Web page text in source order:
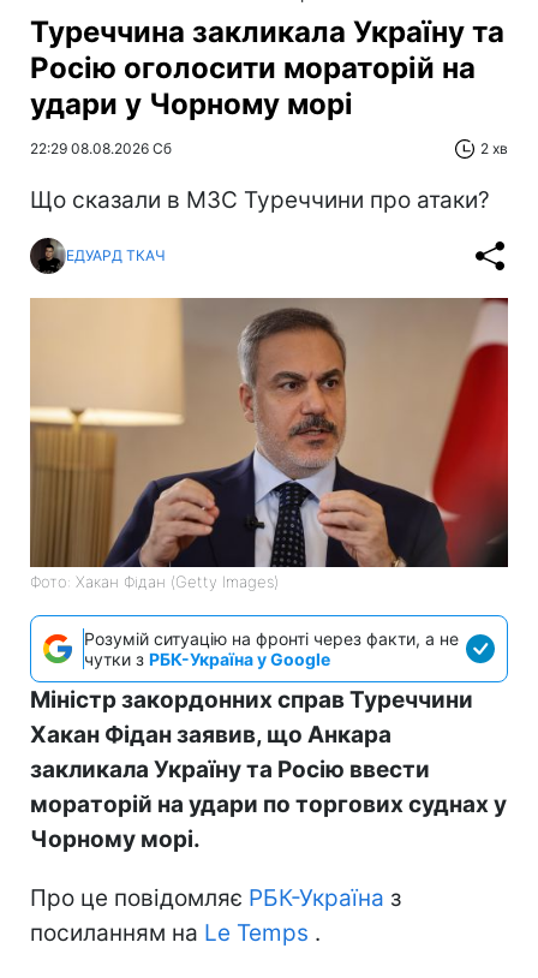
Туреччина закликала Україну та
Росію оголосити мораторій на
удари у Чорному морі
22:29 08.08.2026 Сб 2 хв
Що сказали в МЗС Туреччини про атаки?
ЕДУАРД ТКАЧ
Фото: Хакан Фідан (Getty Images)
Розумій ситуацію на фронті через факти, а не
чутки з РБК-Україна у Google
Міністр закордонних справ Туреччини
Хакан Фідан заявив, що Анкара
закликала Україну та Росію ввести
мораторій на удари по торгових суднах у
Чорному морі.
Про це повідомляє РБК-Україна з
посиланням на Le Temps .